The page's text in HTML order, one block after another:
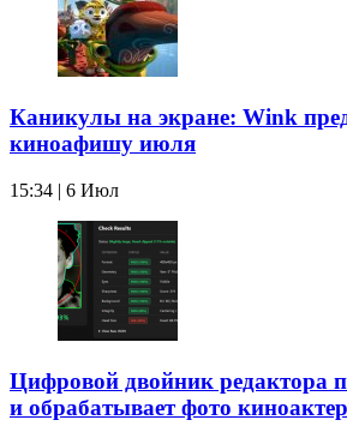
Каникулы на экране: Wink
киноафишу июля
15:34 | 6 Июл
Цифровой двойник редактора
и обрабатывает фото